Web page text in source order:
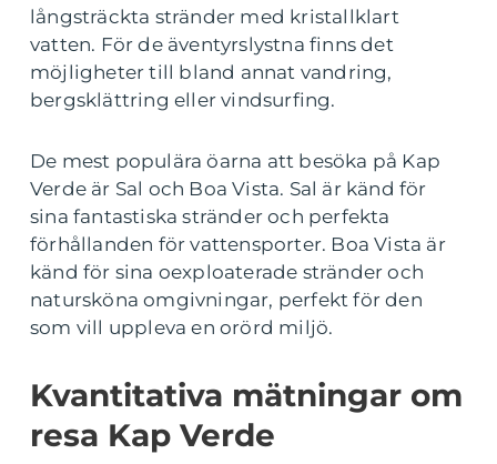
långsträckta stränder med kristallklart
vatten. För de äventyrslystna finns det
möjligheter till bland annat vandring,
bergsklättring eller vindsurfing.
De mest populära öarna att besöka på Kap
Verde är Sal och Boa Vista. Sal är känd för
sina fantastiska stränder och perfekta
förhållanden för vattensporter. Boa Vista är
känd för sina oexploaterade stränder och
natursköna omgivningar, perfekt för den
som vill uppleva en orörd miljö.
Kvantitativa mätningar om
resa Kap Verde